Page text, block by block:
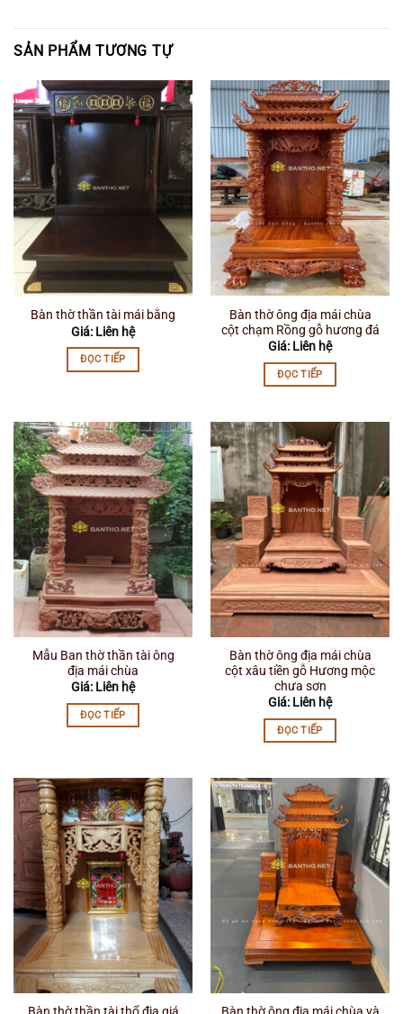
SẢN PHẨM TƯƠNG TỰ
Bàn thờ thần tài mái bằng
Giá: Liên hệ
ĐỌC TIẾP
Bàn thờ ông địa mái chùa
cột chạm Rồng gỗ hương đá
Giá: Liên hệ
ĐỌC TIẾP
Mẫu Ban thờ thần tài ông
địa mái chùa
Giá: Liên hệ
ĐỌC TIẾP
Bàn thờ ông địa mái chùa
cột xâu tiền gỗ Hương mộc
chưa sơn
Giá: Liên hệ
ĐỌC TIẾP